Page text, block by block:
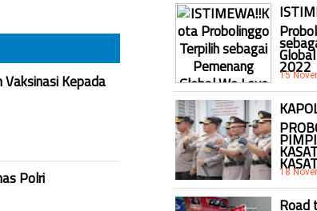
Kepada
Polri
2022
15
18
Road